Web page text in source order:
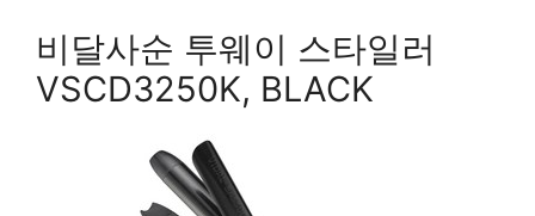
비달사순 투웨이 스타일러
VSCD3250K, BLACK